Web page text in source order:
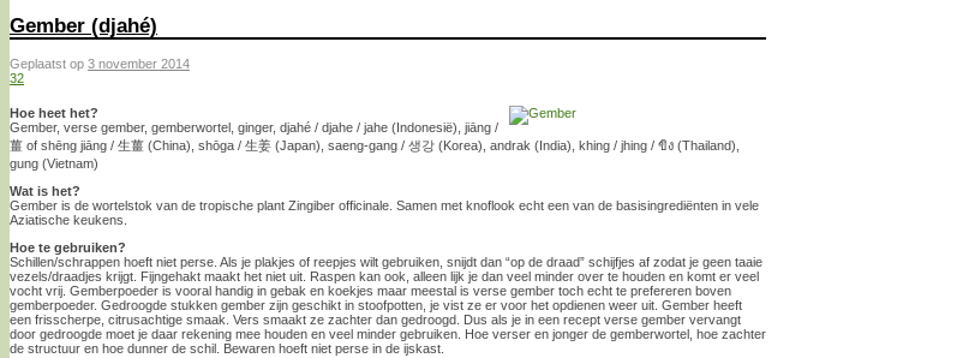
Gember (djahé)
Geplaatst op 3 november 2014
32
Hoe heet het?
Gember, verse gember, gemberwortel, ginger, djahé / djahe / jahe (Indonesië), jiāng /
薑 of shēng jiāng / 生薑 (China), shōga / 生姜 (Japan), saeng-gang / 생강 (Korea), andrak (India), khing / jhing / ขิง (Thailand),
gung (Vietnam)
Wat is het?
Gember is de wortelstok van de tropische plant Zingiber officinale. Samen met knoflook echt een van de basisingrediënten in vele
Aziatische keukens.
Hoe te gebruiken?
Schillen/schrappen hoeft niet perse. Als je plakjes of reepjes wilt gebruiken, snijdt dan “op de draad” schijfjes af zodat je geen taaie
vezels/draadjes krijgt. Fijngehakt maakt het niet uit. Raspen kan ook, alleen lijk je dan veel minder over te houden en komt er veel
vocht vrij. Gemberpoeder is vooral handig in gebak en koekjes maar meestal is verse gember toch echt te prefereren boven
gemberpoeder. Gedroogde stukken gember zijn geschikt in stoofpotten, je vist ze er voor het opdienen weer uit. Gember heeft
een frisscherpe, citrusachtige smaak. Vers smaakt ze zachter dan gedroogd. Dus als je in een recept verse gember vervangt
door gedroogde moet je daar rekening mee houden en veel minder gebruiken. Hoe verser en jonger de gemberwortel, hoe zachter
de structuur en hoe dunner de schil. Bewaren hoeft niet perse in de ijskast.